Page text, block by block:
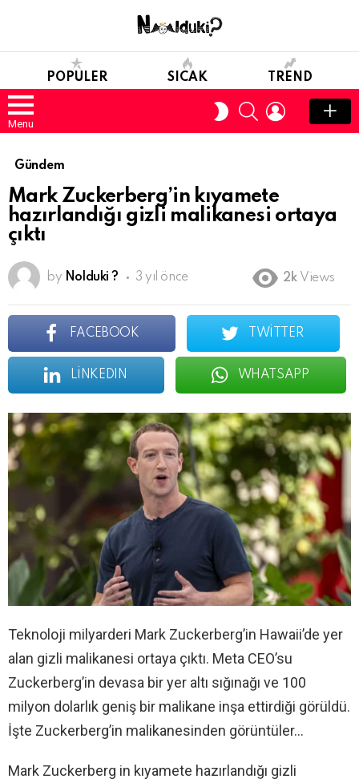
POPULER SICAK TREND
Menu
SWITCH
SKIN
SEARCHLOGIN
Gündem
Mark Zuckerberg’in kıyamete
hazırlandığı gizli malikanesi ortaya
çıktı
by Nolduki ? 3 yıl önce 2k Views
FACEBOOK TWITTER
LINKEDIN WHATSAPP
Teknoloji milyarderi Mark Zuckerberg’in Hawaii’de yer
alan gizli malikanesi ortaya çıktı. Meta CEO’su
Zuckerberg’in devasa bir yer altı sığınağı ve 100
milyon dolarlık geniş bir malikane inşa ettirdiği görüldü.
İşte Zuckerberg’in malikanesinden görüntüler…
Mark Zuckerberg in kıyamete hazırlandığı gizli